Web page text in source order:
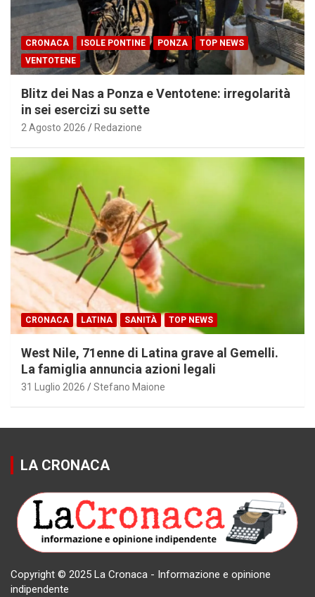
CRONACA ISOLE PONTINE PONZA
TOP NEWS
VENTOTENE
Blitz dei Nas a Ponza e Ventotene: irregolarità
in sei esercizi su sette
2 Agosto 2026 Redazione
CRONACA LATINA SANITÀ TOP NEWS
West Nile, 71enne di Latina grave al Gemelli.
La famiglia annuncia azioni legali
31 Luglio 2026 Stefano Maione
LA CRONACA
Copyright © 2025 La Cronaca - Informazione e opinione
indipendente